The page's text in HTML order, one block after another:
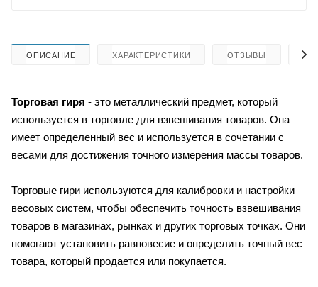
ОПИСАНИЕ ХАРАКТЕРИСТИКИ ОТЗЫВЫ
Торговая гиря - это металлический предмет, который
используется в торговле для взвешивания товаров. Она
имеет определенный вес и используется в сочетании с
весами для достижения точного измерения массы товаров.
Торговые гири используются для калибровки и настройки
весовых систем, чтобы обеспечить точность взвешивания
товаров в магазинах, рынках и других торговых точках. Они
помогают установить равновесие и определить точный вес
товара, который продается или покупается.